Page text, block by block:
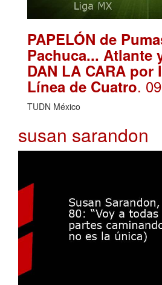
PAPELÓN de
Pachuca... Atlante
DAN LA CARA por
Línea de Cuatro.
TUDN México
susan sarandon